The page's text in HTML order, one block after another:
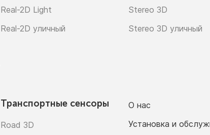
Real-2D Light
Real-2D уличный
Stereo 3D
Stereo 3D уличный
Транспортные сенсоры
Road 3D
О нас
Установка и